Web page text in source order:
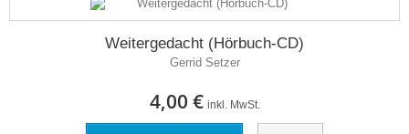
Weitergedacht (Hörbuch-CD)
Gerrid Setzer
4,00 € inkl. MwSt.